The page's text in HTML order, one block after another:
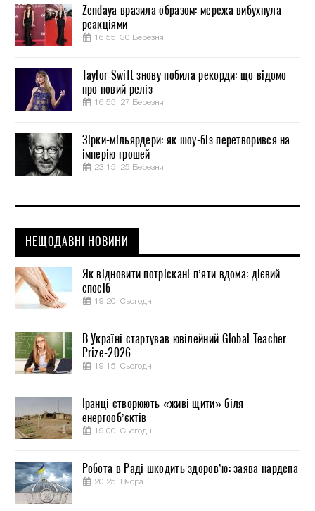
Zendaya вразила образом: мережа вибухнула
реакціями
16:55, 30 Березня
Taylor Swift знову побила рекорди: що відомо
про новий реліз
16:55, 27 Березня
Зірки-мільярдери: як шоу-біз перетворився на
імперію грошей
23:15, 25 Березня
НЕЩОДАВНІ НОВИНИ
Як відновити потріскані п’яти вдома: дієвий
спосіб
19:20, Сьогодні
В Україні стартував ювілейний Global Teacher
Prize-2026
19:15, Сьогодні
Іранці створюють «живі щити» біля
енергооб’єктів
19:00, Сьогодні
Робота в Раді шкодить здоров’ю: заява нардепа
20:25, Вчора